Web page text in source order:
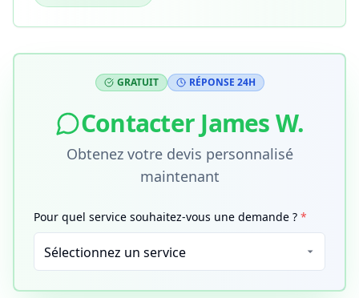
GRATUIT RÉPONSE 24H
Contacter James W.
Obtenez votre devis personnalisé
maintenant
Pour quel service souhaitez-vous une demande ? *